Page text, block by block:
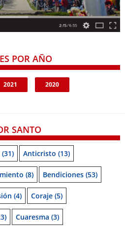
POR AÑO
2021 2020
SANTO
(31) Anticristo (13)
(8) Bendiciones (53)
(4) Coraje (5)
Cuaresma (3)